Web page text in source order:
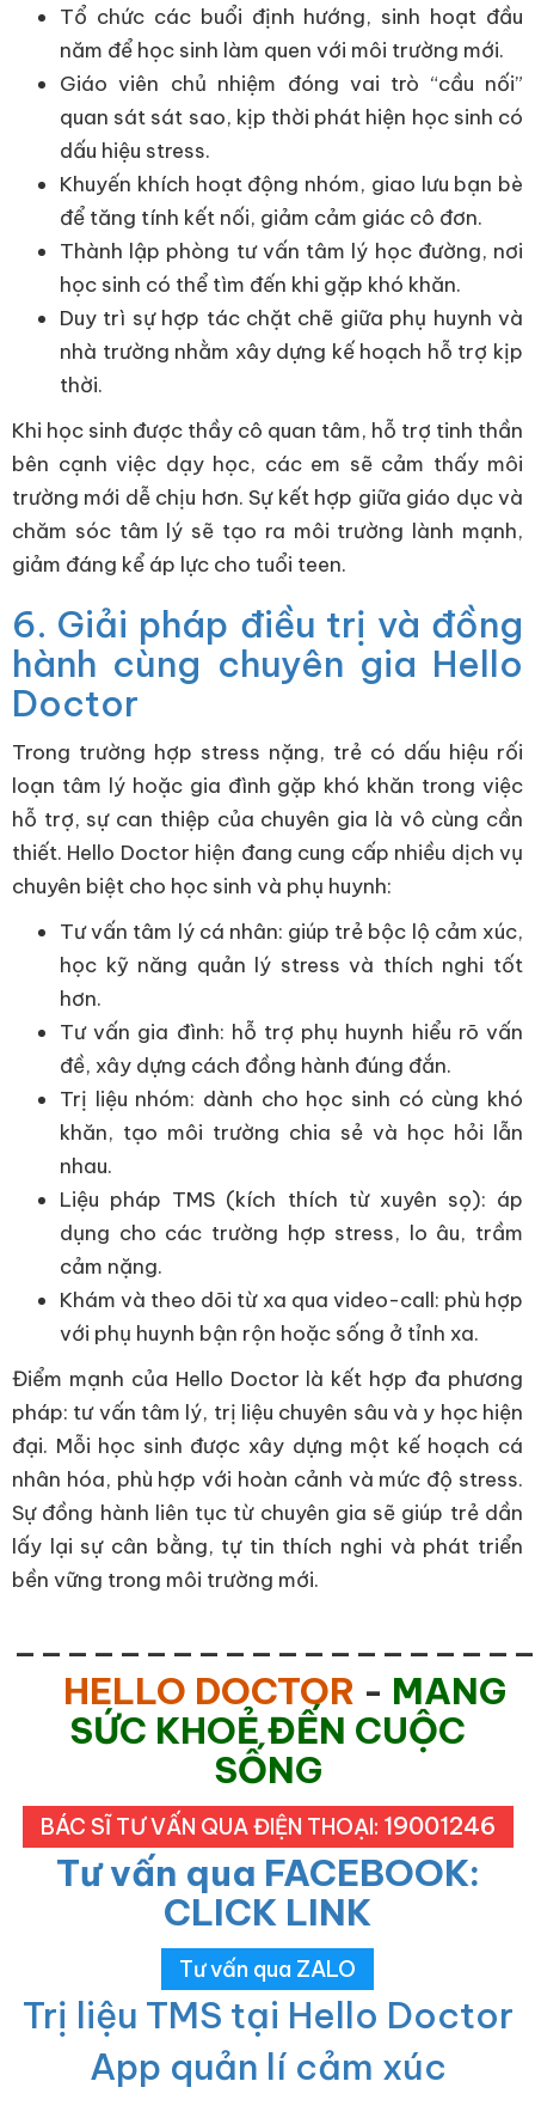
Tổ chức các buổi định hướng, sinh hoạt đầu
năm để học sinh làm quen với môi trường mới.
Giáo viên chủ nhiệm đóng vai trò “cầu nối”
quan sát sát sao, kịp thời phát hiện học sinh có
dấu hiệu stress.
Khuyến khích hoạt động nhóm, giao lưu bạn bè
để tăng tính kết nối, giảm cảm giác cô đơn.
Thành lập phòng tư vấn tâm lý học đường, nơi
học sinh có thể tìm đến khi gặp khó khăn.
Duy trì sự hợp tác chặt chẽ giữa phụ huynh và
nhà trường nhằm xây dựng kế hoạch hỗ trợ kịp
thời.
Khi học sinh được thầy cô quan tâm, hỗ trợ tinh thần
bên cạnh việc dạy học, các em sẽ cảm thấy môi
trường mới dễ chịu hơn. Sự kết hợp giữa giáo dục và
chăm sóc tâm lý sẽ tạo ra môi trường lành mạnh,
giảm đáng kể áp lực cho tuổi teen.
6. Giải pháp điều trị và đồng
hành cùng chuyên gia Hello
Doctor
Trong trường hợp stress nặng, trẻ có dấu hiệu rối
loạn tâm lý hoặc gia đình gặp khó khăn trong việc
hỗ trợ, sự can thiệp của chuyên gia là vô cùng cần
thiết. Hello Doctor hiện đang cung cấp nhiều dịch vụ
chuyên biệt cho học sinh và phụ huynh:
Tư vấn tâm lý cá nhân: giúp trẻ bộc lộ cảm xúc,
học kỹ năng quản lý stress và thích nghi tốt
hơn.
Tư vấn gia đình: hỗ trợ phụ huynh hiểu rõ vấn
đề, xây dựng cách đồng hành đúng đắn.
Trị liệu nhóm: dành cho học sinh có cùng khó
khăn, tạo môi trường chia sẻ và học hỏi lẫn
nhau.
Liệu pháp TMS (kích thích từ xuyên sọ): áp
dụng cho các trường hợp stress, lo âu, trầm
cảm nặng.
Khám và theo dõi từ xa qua video-call: phù hợp
với phụ huynh bận rộn hoặc sống ở tỉnh xa.
Điểm mạnh của Hello Doctor là kết hợp đa phương
pháp: tư vấn tâm lý, trị liệu chuyên sâu và y học hiện
đại. Mỗi học sinh được xây dựng một kế hoạch cá
nhân hóa, phù hợp với hoàn cảnh và mức độ stress.
Sự đồng hành liên tục từ chuyên gia sẽ giúp trẻ dần
lấy lại sự cân bằng, tự tin thích nghi và phát triển
bền vững trong môi trường mới.
HELLO DOCTOR - MANG
SỨC KHOẺ ĐẾN CUỘC
SỐNG
BÁC SĨ TƯ VẤN QUA ĐIỆN THOẠI: 19001246
Tư vấn qua FACEBOOK:
CLICK LINK
Tư vấn qua ZALO
Trị liệu TMS tại Hello Doctor
App quản lí cảm xúc